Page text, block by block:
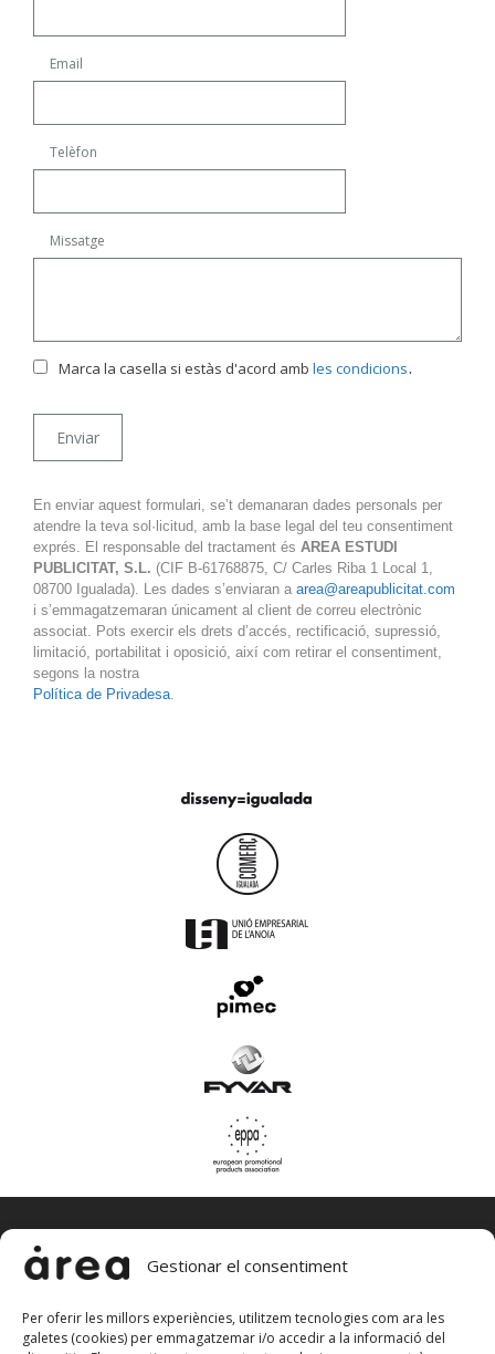
Gestionar el consentiment
Per oferir les millors experiències, utilitzem tecnologies com ara les
galetes (cookies) per emmagatzemar i/o accedir a la informació del
Email
Telèfon
Missatge
Marca la casella si estàs d'acord amb les condicions.
En enviar aquest formulari, se’t demanaran dades personals per
atendre la teva sol·licitud, amb la base legal del teu consentiment
exprés. El responsable del tractament és AREA ESTUDI
PUBLICITAT, S.L. (CIF B-61768875, C/ Carles Riba 1 Local 1,
08700 Igualada). Les dades s’enviaran a area@areapublicitat.com
i s’emmagatzemaran únicament al client de correu electrònic
associat. Pots exercir els drets d’accés, rectificació, supressió,
limitació, portabilitat i oposició, així com retirar el consentiment,
segons la nostra
Política de Privadesa.
àrea, estudi de publicitat, sl